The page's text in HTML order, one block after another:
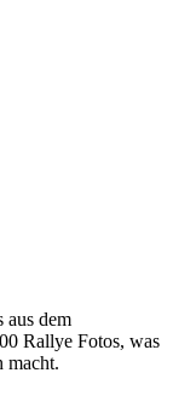
aus dem
Rallye Fotos, was
macht.